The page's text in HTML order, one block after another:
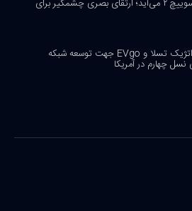
ماینکرفت به سوییچ ۲ می‌آید؛ ارتقای بصری چشمگیر برای
همکاری استراتژیک تسلا و EVgo جهت توسعه شبکه
نسل چهارم در آمریکا